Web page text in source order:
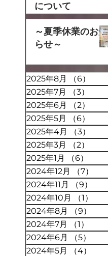
について
～夏季休業のお知
らせ～
2025年8月 （6）
2025年7月
（3）
2025年6月
（2）
2025年5月
（6）
2025年4月
（3）
2025年3月
（2）
2025年1月
（6）
2024年12月
（7）
2024年11月
（9）
2024年10月
（1）
2024年8月
（9）
2024年7月
（1）
2024年6月
（5）
2024年5月
（4）